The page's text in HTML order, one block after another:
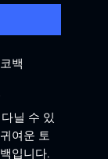
백
닐 수 있
여운 토
입니다.